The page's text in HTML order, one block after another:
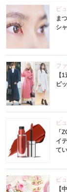
ビ
ま
シ
フ
【
ピ
ビ
「
イ
て
ビ
【